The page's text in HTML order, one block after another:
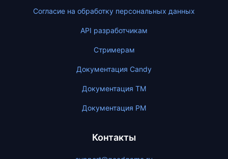
Согласие на обработку персональных данных
API разработчикам
Стримерам
Документация Candy
Документация ТМ
Документация PM
Контакты